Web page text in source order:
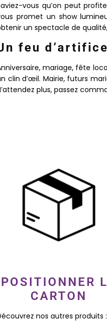
vous qu’on peut
promet un show
un spectacle de
feu
mariage, fête
clin d’œil. Mairie, futurs
plus, passez
POSITIONNER
CARTON
nos autres produits :